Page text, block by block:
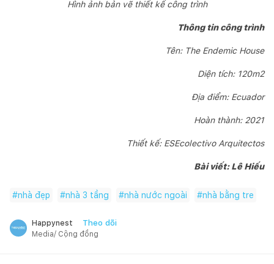
Hình ảnh bản vẽ thiết kế công trình
Thông tin công trình
Tên: The Endemic House
Diện tích: 120m2
Địa điểm: Ecuador
Hoàn thành: 2021
Thiết kế: ESEcolectivo Arquitectos
Bài viết:Lê Hiếu
#nhà đẹp #nhà 3 tầng #nhà nước ngoài #nhà bằng tre
Happynest Theo dõi
Media/ Cộng đồng